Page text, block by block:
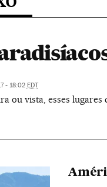
- 18:02 EDT
ou vista, esses